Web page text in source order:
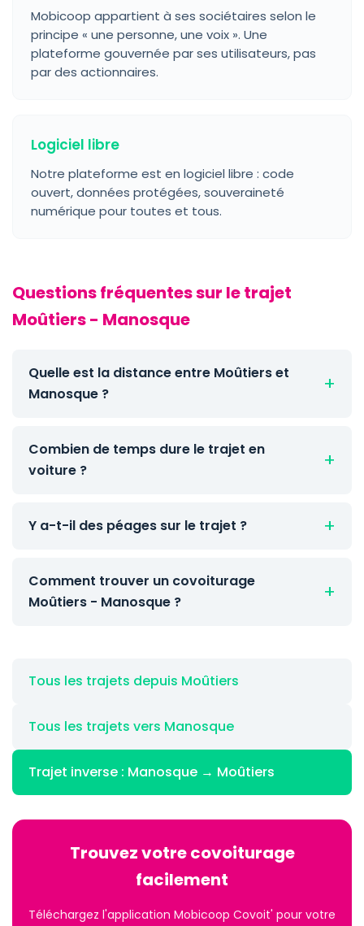
Mobicoop appartient à ses sociétaires selon le
principe « une personne, une voix ». Une
plateforme gouvernée par ses utilisateurs, pas
par des actionnaires.
Logiciel libre
Notre plateforme est en logiciel libre : code
ouvert, données protégées, souveraineté
numérique pour toutes et tous.
Questions fréquentes sur le trajet
Moûtiers - Manosque
Quelle est la distance entre Moûtiers et
Manosque ?
Combien de temps dure le trajet en
voiture ?
Y a-t-il des péages sur le trajet ?
Comment trouver un covoiturage
Moûtiers - Manosque ?
Tous les trajets depuis Moûtiers
Tous les trajets vers Manosque
Trajet inverse : Manosque → Moûtiers
Trouvez votre covoiturage
facilement
Téléchargez l'application Mobicoop Covoit' pour votre